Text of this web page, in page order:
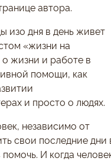
автора.
изо дня в день живет
«жизни на
жизни и работе в
помощи, как
и просто о людях.
независимо от
свои последние дни
И когда